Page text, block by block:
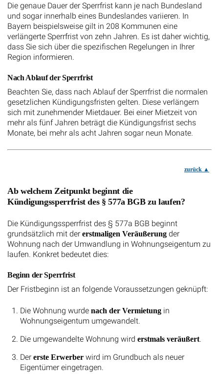
Die genaue Dauer der Sperrfrist kann je nach Bundesland
und sogar innerhalb eines Bundeslandes variieren. In
Bayern beispielsweise gilt in 208 Kommunen eine
verlängerte Sperrfrist von zehn Jahren. Es ist daher wichtig,
dass Sie sich über die spezifischen Regelungen in Ihrer
Region informieren.
Nach Ablauf der Sperrfrist
Beachten Sie, dass nach Ablauf der Sperrfrist die normalen
gesetzlichen Kündigungsfristen gelten. Diese verlängern
sich mit zunehmender Mietdauer. Bei einer Mietzeit von
mehr als fünf Jahren beträgt die Kündigungsfrist sechs
Monate, bei mehr als acht Jahren sogar neun Monate.
zurück
Ab welchem Zeitpunkt beginnt die
Kündigungssperrfrist des § 577a BGB zu laufen?
Die Kündigungssperrfrist des § 577a BGB beginnt
grundsätzlich mit der erstmaligen Veräußerung der
Wohnung nach der Umwandlung in Wohnungseigentum zu
laufen. Konkret bedeutet dies:
Beginn der Sperrfrist
Der Fristbeginn ist an folgende Voraussetzungen geknüpft:
Die Wohnung wurde nach der Vermietungin
Wohnungseigentum umgewandelt.
Die umgewandelte Wohnung wird erstmals veräußert.
Der erste Erwerberwird im Grundbuch als neuer
Eigentümer eingetragen.